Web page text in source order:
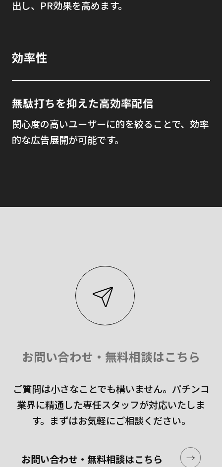
出し、PR効果を高めます。
効率性
無駄打ちを抑えた高効率配信
関心度の高いユーザーに的を絞ることで、効率
的な広告展開が可能です。
お問い合わせ・無料相談はこちら
ご質問は小さなことでも構いません。 パチンコ
業界に精通した専任スタッフが対応いたしま
す。 まずはお気軽にご相談ください。
お問い合わせ・無料相談はこちら